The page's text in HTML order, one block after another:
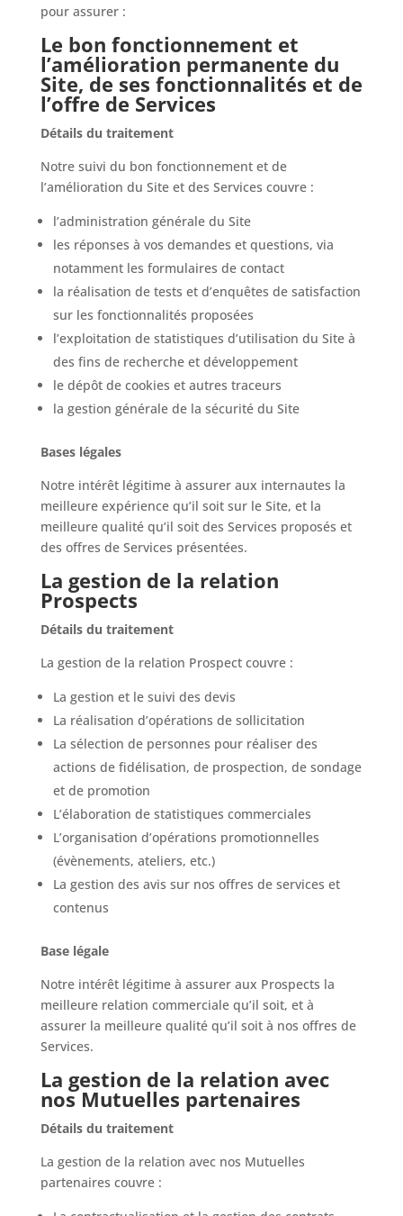
pour assurer :
Le bon fonctionnement et
l’amélioration permanente du
Site, de ses fonctionnalités et de
l’offre de Services
Détails du traitement
Notre suivi du bon fonctionnement et de
l’amélioration du Site et des Services couvre :
l’administration générale du Site
les réponses à vos demandes et questions, via
notamment les formulaires de contact
la réalisation de tests et d’enquêtes de satisfaction
sur les fonctionnalités proposées
l’exploitation de statistiques d’utilisation du Site à
des fins de recherche et développement
le dépôt de cookies et autres traceurs
la gestion générale de la sécurité du Site
Bases légales
Notre intérêt légitime à assurer aux internautes la
meilleure expérience qu’il soit sur le Site, et la
meilleure qualité qu’il soit des Services proposés et
des offres de Services présentées.
La gestion de la relation
Prospects
Détails du traitement
La gestion de la relation Prospect couvre :
La gestion et le suivi des devis
La réalisation d’opérations de sollicitation
La sélection de personnes pour réaliser des
actions de fidélisation, de prospection, de sondage
et de promotion
L’élaboration de statistiques commerciales
L’organisation d’opérations promotionnelles
(évènements, ateliers, etc.)
La gestion des avis sur nos offres de services et
contenus
Base légale
Notre intérêt légitime à assurer aux Prospects la
meilleure relation commerciale qu’il soit, et à
assurer la meilleure qualité qu’il soit à nos offres de
Services.
La gestion de la relation avec
nos Mutuelles partenaires
Détails du traitement
La gestion de la relation avec nos Mutuelles
partenaires couvre :